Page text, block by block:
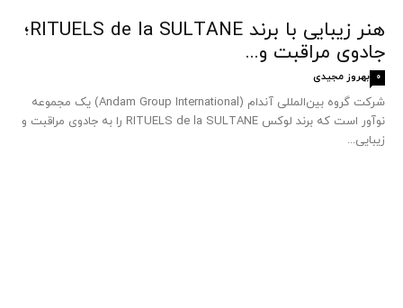
هنر زیبایی با برند RITUELS de la SULTANE؛
جادوی مراقبت و...
بهروز مجیدی 0
شرکت گروه بین‌المللی آندام (Andam Group International) یک مجموعه
نوآور است که برند لوکس RITUELS de la SULTANE را به جادوی مراقبت و
زیبایی...